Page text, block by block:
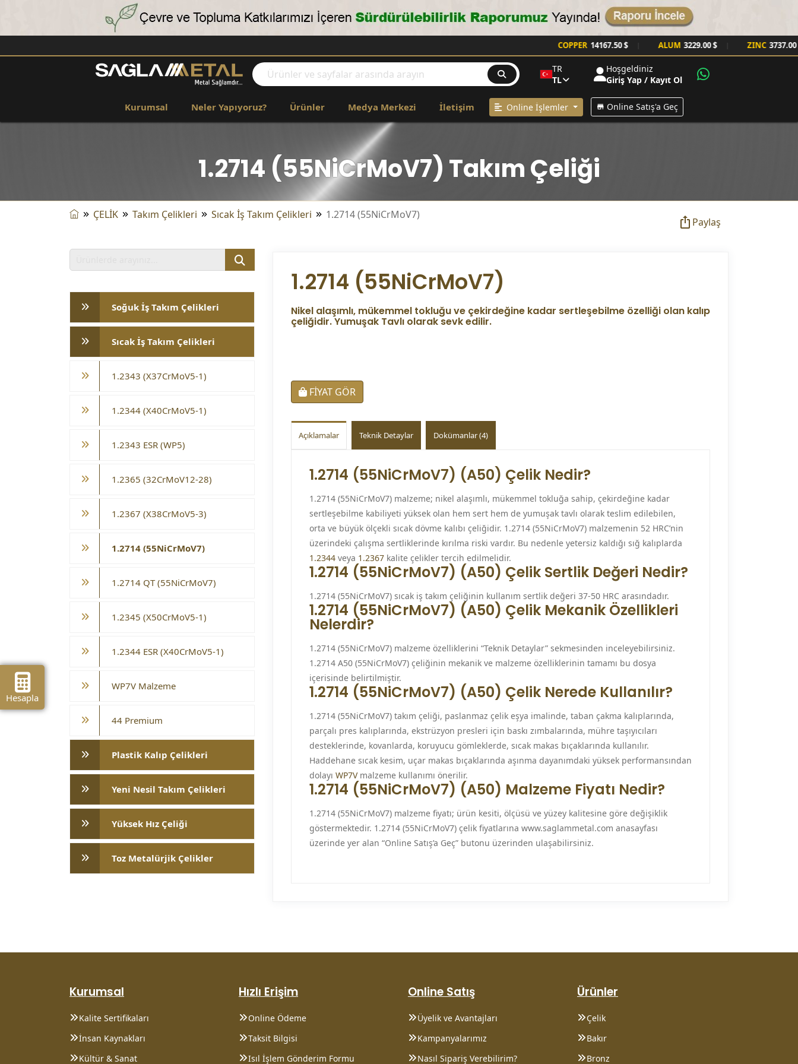
COPPER 14167.50 $ | ALUM 3229.00 $ | 3737.00 $ |
TR
TL
Hoşgeldiniz
Giriş Yap / Kayıt Ol
Kurumsal Neler Yapıyoruz? Ürünler Medya Merkezi İletişim Online İşlemler Online Satış'a Geç
1.2714 (55NiCrMoV7) Takım Çeliği
ÇELİK Takım Çelikleri Sıcak İş Takım Çelikleri 1.2714 (55NiCrMoV7)
Paylaş
Soğuk İş Takım Çelikleri
Sıcak İş Takım Çelikleri
1.2343 (X37CrMoV5-1)
1.2344 (X40CrMoV5-1)
1.2343 ESR (WP5)
1.2365 (32CrMoV12-28)
1.2367 (X38CrMoV5-3)
1.2714 (55NiCrMoV7)
1.2714 QT (55NiCrMoV7)
1.2345 (X50CrMoV5-1)
1.2344 ESR (X40CrMoV5-1)
WP7V Malzeme
44 Premium
Plastik Kalıp Çelikleri
Yeni Nesil Takım Çelikleri
Yüksek Hız Çeliği
Toz Metalürjik Çelikler
1.2714 (55NiCrMoV7)
Nikel alaşımlı, mükemmel tokluğu ve çekirdeğine kadar sertleşebilme özelliği olan kalıp
çeliğidir. Yumuşak Tavlı olarak sevk edilir.
FİYAT GÖR
Açıklamalar Teknik Detaylar Dokümanlar (4)
1.2714 (55NiCrMoV7) (A50) Çelik Nedir?
1.2714 (55NiCrMoV7) malzeme; nikel alaşımlı, mükemmel tokluğa sahip, çekirdeğine kadar
sertleşebilme kabiliyeti yüksek olan hem sert hem de yumuşak tavlı olarak teslim edilebilen,
orta ve büyük ölçekli sıcak dövme kalıbı çeliğidir. 1.2714 (55NiCrMoV7) malzemenin 52 HRC’nin
üzerindeki çalışma sertliklerinde kırılma riski vardır. Bu nedenle yetersiz kaldığı sığ kalıplarda
1.2344 veya 1.2367 kalite çelikler tercih edilmelidir.
1.2714 (55NiCrMoV7) (A50) Çelik Sertlik Değeri Nedir?
1.2714 (55NiCrMoV7) sıcak iş takım çeliğinin kullanım sertlik değeri 37-50 HRC arasındadır.
1.2714 (55NiCrMoV7) (A50) Çelik Mekanik Özellikleri
Nelerdir?
1.2714 (55NiCrMoV7) malzeme özelliklerini “Teknik Detaylar” sekmesinden inceleyebilirsiniz.
1.2714 A50 (55NiCrMoV7) çeliğinin mekanik ve malzeme özelliklerinin tamamı bu dosya
içerisinde belirtilmiştir.
1.2714 (55NiCrMoV7) (A50) Çelik Nerede Kullanılır?
1.2714 (55NiCrMoV7) takım çeliği, paslanmaz çelik eşya imalinde, taban çakma kalıplarında,
parçalı pres kalıplarında, ekstrüzyon presleri için baskı zımbalarında, mühre taşıyıcıları
desteklerinde, kovanlarda, koruyucu gömleklerde, sıcak makas bıçaklarında kullanılır.
Haddehane sıcak kesim, uçar makas bıçaklarında aşınma dayanımdaki yüksek performansından
dolayı WP7V malzeme kullanımı önerilir.
1.2714 (55NiCrMoV7) (A50) Malzeme Fiyatı Nedir?
1.2714 (55NiCrMoV7) malzeme fiyatı; ürün kesiti, ölçüsü ve yüzey kalitesine göre değişiklik
göstermektedir. 1.2714 (55NiCrMoV7) çelik fiyatlarına www.saglammetal.com anasayfası
üzerinde yer alan “Online Satış’a Geç” butonu üzerinden ulaşabilirsiniz.
Kurumsal
Kalite Sertifikaları
İnsan Kaynakları
Kültür & Sanat
Hızlı Erişim
Online Ödeme
Taksit Bilgisi
Isıl İşlem Gönderim Formu
Online Satış
Üyelik ve Avantajları
Kampanyalarımız
Nasıl Sipariş Verebilirim?
Ürünler
Çelik
Bakır
Bronz
Hesapla